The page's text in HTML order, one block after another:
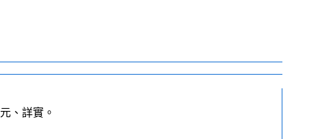
、詳實。